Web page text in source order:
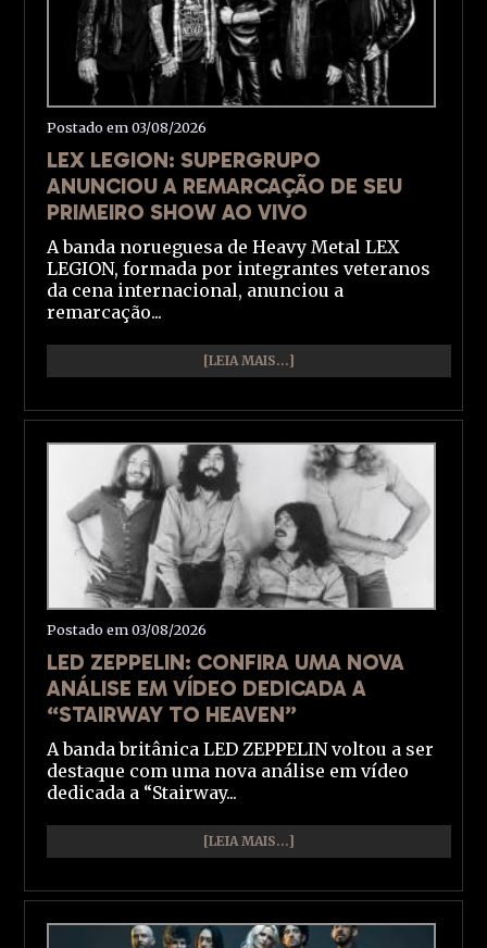
Postado em 03/08/2026
LEX LEGION: SUPERGRUPO
ANUNCIOU A REMARCAÇÃO DE SEU
PRIMEIRO SHOW AO VIVO
A banda norueguesa de Heavy Metal LEX
LEGION, formada por integrantes veteranos
da cena internacional, anunciou a
remarcação...
[LEIA MAIS...]
Postado em 03/08/2026
LED ZEPPELIN: CONFIRA UMA NOVA
ANÁLISE EM VÍDEO DEDICADA A
“STAIRWAY TO HEAVEN”
A banda britânica LED ZEPPELIN voltou a ser
destaque com uma nova análise em vídeo
dedicada a “Stairway...
[LEIA MAIS...]